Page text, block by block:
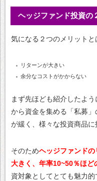
ヘッジファンド投資の
気になる２つのメリットと
リターンが大きい
余分なコストがかからない
まず先ほども紹介したよ
から資金を集める「私募
が緩く、様々な投資商品に
そのためヘッジファンド
大きく、年率10~50％ほど
資対象としてとても魅力的